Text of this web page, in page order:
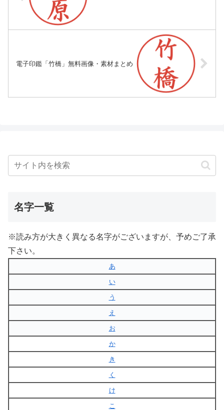
電子印鑑「竹橋」無料画像・素材まとめ
名字一覧
※読み方が大きく異なる名字がございますが、予めご了承
下さい。
あ
い
う
え
お
か
き
く
け
こ